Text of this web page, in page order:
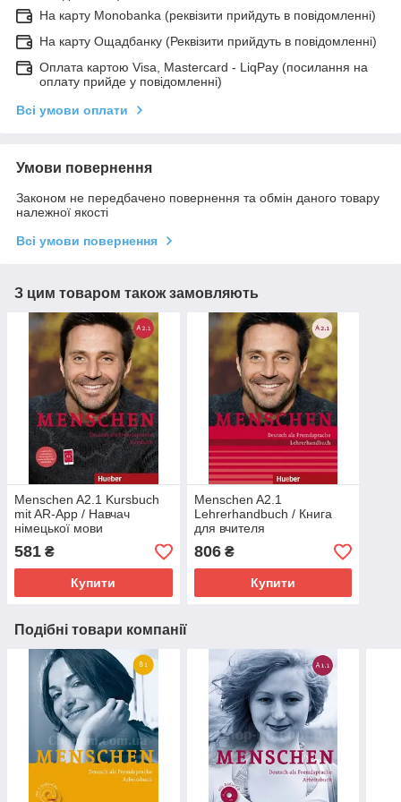
На карту Monobanka (реквізити прийдуть в повідомленні)
На карту Ощадбанку (Реквізити прийдуть в повідомленні)
Оплата картою Visa, Mastercard - LiqPay (посилання на
оплату прийде у повідомленні)
Всі умови оплати
Умови повернення
Законом не передбачено повернення та обмін даного товару
належної якості
Всі умови повернення
З цим товаром також замовляють
Menschen A2.1 Kursbuch
mit AR-App / Навчач
німецької мови
581 ₴
Купити
Menschen A2.1
Lehrerhandbuch / Книга
для вчителя
806₴
Купити
Подібні товари компанії